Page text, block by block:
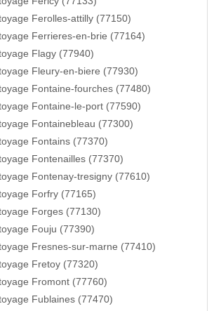
Ferolles-attilly (77150)
Ferrieres-en-brie (77164)
Flagy (77940)
Fleury-en-biere (77930)
Fontaine-fourches (77480)
Fontaine-le-port (77590)
Fontainebleau (77300)
Fontains (77370)
Fontenailles (77370)
Fontenay-tresigny (77610)
Forfry (77165)
Forges (77130)
Fouju (77390)
Fresnes-sur-marne (77410)
Fretoy (77320)
Fromont (77760)
Fublaines (77470)